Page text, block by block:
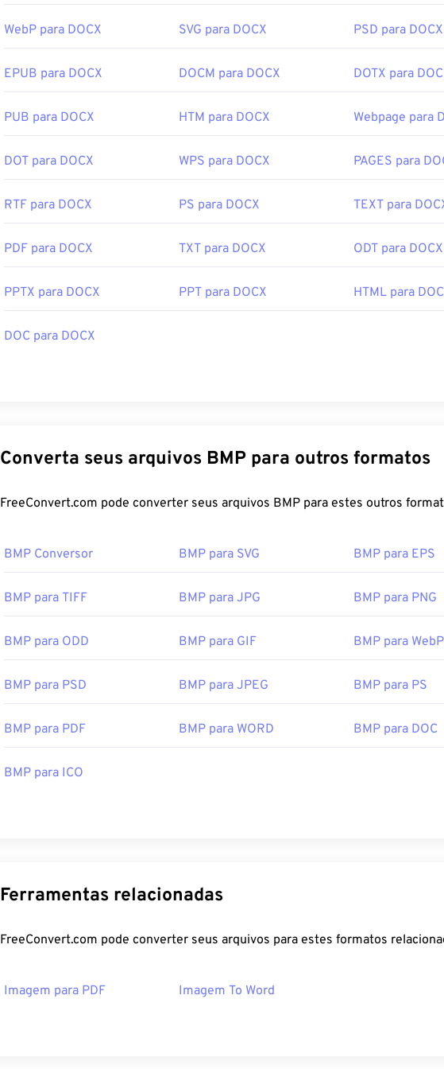
Adobe Illustrator. Caso precise converter o BMP em uma imagem vetorial,
Microsoft Photos Apple Preview,Apple Photos ColorStrokes.
Desenvolvido por:
Microsoft Corporation
Lançamento inicial:
20 de novembro de 1985
https://en.wikipedia.org/wiki/BMP_file_format
WebP para DOCX SVG para DOCX PSD para DOCX
EPUB para DOCX DOCM para DOCX DOTX para
PUB para DOCX HTM para DOCX Webpage para
DOT para DOCX WPS para DOCX PAGES para
RTF para DOCX PS para DOCX TEXT para
PDF para DOCX TXT para DOCX ODT para DOCX
PPTX para DOCX PPT para DOCX HTML para
DOC para DOCX
Converta seus arquivos BMP para outros formatos
FreeConvert.com pode converter seus arquivos BMP para estes outros
BMP Conversor BMP para SVG BMP para EPS
BMP para TIFF BMP para JPG BMP para PNG
BMP para ODD BMP para GIF BMP para WebP
BMP para PSD BMP para JPEG BMP para PS
BMP para PDF BMP para WORD BMP para DOC
BMP para ICO
Ferramentas relacionadas
FreeConvert.com pode converter seus arquivos para estes formatos
Imagem para PDF Imagem To Word